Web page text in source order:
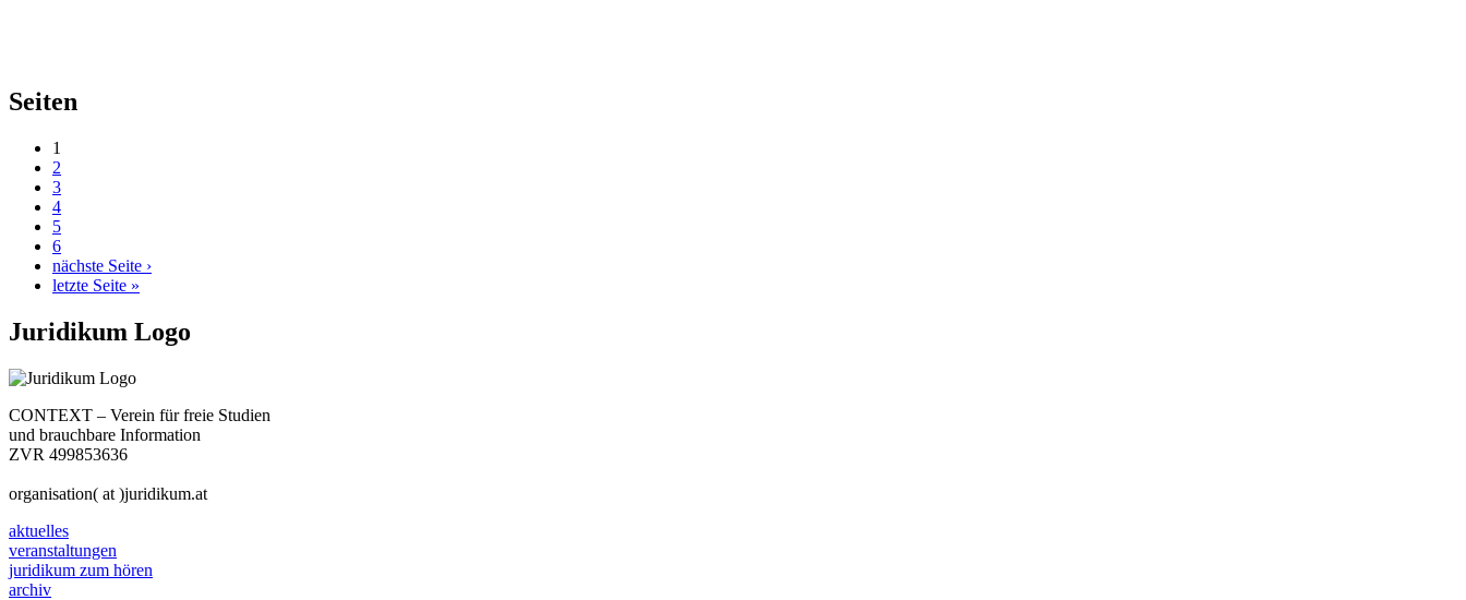
Seiten
1
2
3
4
5
6
nächste Seite ›
letzte Seite »
Juridikum Logo
CONTEXT – Verein für freie Studien
und brauchbare Information
ZVR 499853636
organisation( at )juridikum.at
aktuelles
veranstaltungen
juridikum zum hören
archiv